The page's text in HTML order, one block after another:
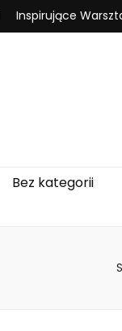
Inspirujące
Bez kategorii